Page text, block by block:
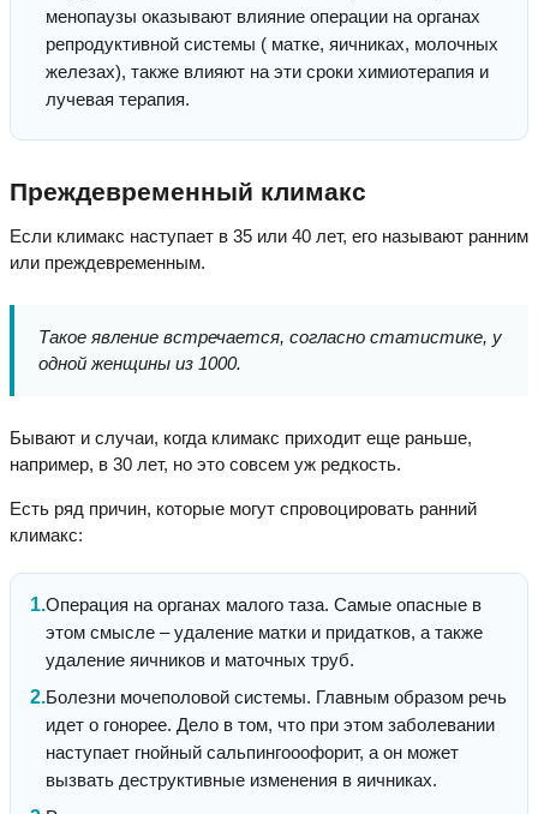
менопаузы оказывают влияние операции на органах
репродуктивной системы ( матке, яичниках, молочных
железах), также влияют на эти сроки химиотерапия и
лучевая терапия.
Преждевременный климакс
Если климакс наступает в 35 или 40 лет, его называют ранним
или преждевременным.
Такое явление встречается, согласно статистике, у
одной женщины из 1000.
Бывают и случаи, когда климакс приходит еще раньше,
например, в 30 лет, но это совсем уж редкость.
Есть ряд причин, которые могут спровоцировать ранний
климакс:
Операция на органах малого таза. Самые опасные в
этом смысле – удаление матки и придатков, а также
удаление яичников и маточных труб.
Болезни мочеполовой системы. Главным образом речь
идет о гонорее. Дело в том, что при этом заболевании
наступает гнойный сальпингооофорит, а он может
вызвать деструктивные изменения в яичниках.